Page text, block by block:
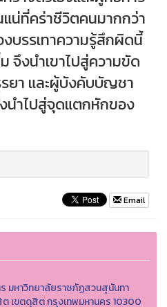
แน่ที่คร่าชีวิตคนมากกว่า
บรรเทาความรู้สึกผิดนี้
จึงนำเขาไปสู่ความขัด
ยา และผู้บังคับบัญชา
นำไปสู่จุดแตกหักของ
Email
มหาวิทยาลัยราชภัฏสวนสุนันทา
เขตดุสิต กรุงเทพมหานคร 10300